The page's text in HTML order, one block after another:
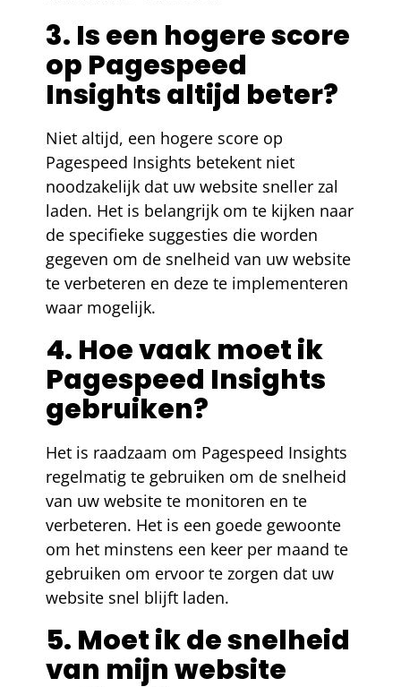
3. Is een hogere score
op Pagespeed
Insights altijd beter?
Niet altijd, een hogere score op
Pagespeed Insights betekent niet
noodzakelijk dat uw website sneller zal
laden. Het is belangrijk om te kijken naar
de specifieke suggesties die worden
gegeven om de snelheid van uw website
te verbeteren en deze te implementeren
waar mogelijk.
4. Hoe vaak moet ik
Pagespeed Insights
gebruiken?
Het is raadzaam om Pagespeed Insights
regelmatig te gebruiken om de snelheid
van uw website te monitoren en te
verbeteren. Het is een goede gewoonte
om het minstens een keer per maand te
gebruiken om ervoor te zorgen dat uw
website snel blijft laden.
5. Moet ik de snelheid
van mijn website